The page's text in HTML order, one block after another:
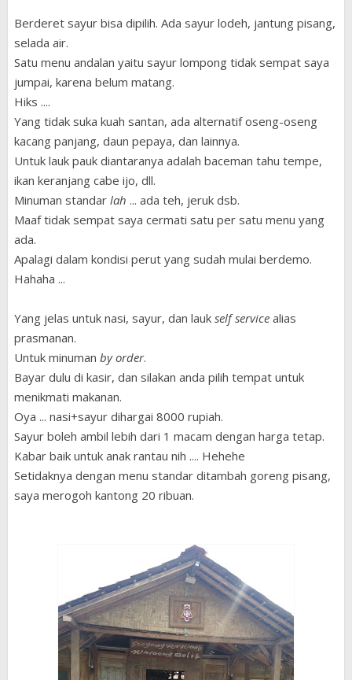
Berderet sayur bisa dipilih. Ada sayur lodeh, jantung pisang,
selada air.
Satu menu andalan yaitu sayur lompong tidak sempat saya
jumpai, karena belum matang.
Hiks ....
Yang tidak suka kuah santan, ada alternatif oseng-oseng
kacang panjang, daun pepaya, dan lainnya.
Untuk lauk pauk diantaranya adalah baceman tahu tempe,
ikan keranjang cabe ijo, dll.
Minuman standar lah ... ada teh, jeruk dsb.
Maaf tidak sempat saya cermati satu per satu menu yang
ada.
Apalagi dalam kondisi perut yang sudah mulai berdemo.
Hahaha ...
Yang jelas untuk nasi, sayur, dan lauk self service alias
prasmanan.
Untuk minuman by order.
Bayar dulu di kasir, dan silakan anda pilih tempat untuk
menikmati makanan.
Oya ... nasi+sayur dihargai 8000 rupiah.
Sayur boleh ambil lebih dari 1 macam dengan harga tetap.
Kabar baik untuk anak rantau nih .... Hehehe
Setidaknya dengan menu standar ditambah goreng pisang,
saya merogoh kantong 20 ribuan.